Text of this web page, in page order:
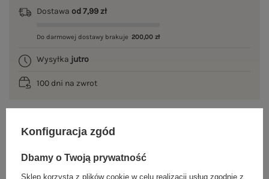
Dostawa od 7,99 zł
Do darmowej dostawy brakuje 200,00 zł
Wysyłka jutro
100 dni na zwrot
OPIS PRODUKTU
GŁÓWNE PARAMETRY
Konfiguracja zgód
Dbamy o Twoją prywatność
Sklep korzysta z plików cookie w celu realizacji usług zgodnie z